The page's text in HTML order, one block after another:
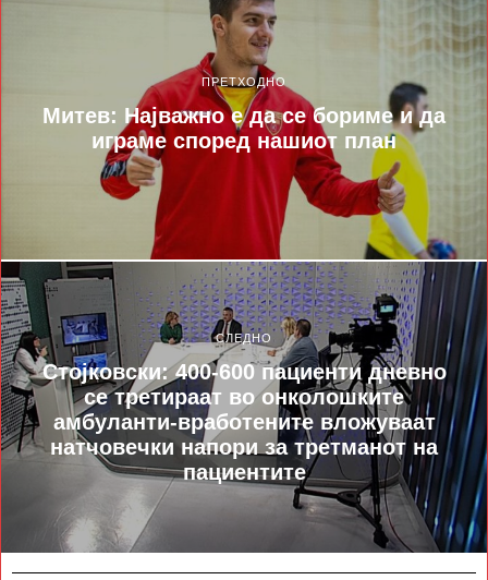
ПРЕТХОДНО
Митев: Најважно е да се бориме и да
играме според нашиот план
СЛЕДНО
Стојковски: 400-600 пациенти дневно
се третираат во онколошките
амбуланти-вработените вложуваат
натчовечки напори за третманот на
пациентите